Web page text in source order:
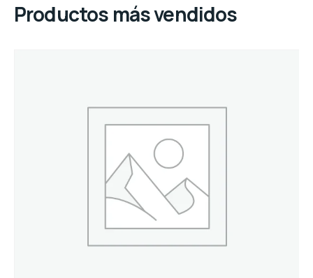
Productos más vendidos